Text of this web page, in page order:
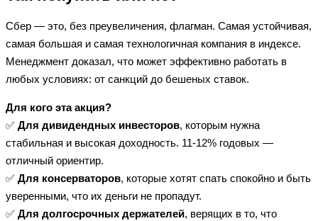
Сбер — это, без преувеличения, флагман. Самая устойчивая,
самая большая и самая технологичная компания в индексе.
Менеджмент доказал, что может эффективно работать в
любых условиях: от санкций до бешеных ставок.
Для кого эта акция?
✅ Для дивидендных инвесторов, которым нужна
стабильная и высокая доходность. 11-12% годовых —
отличный ориентир.
✅ Для консерваторов, которые хотят спать спокойно и быть
уверенными, что их деньги не пропадут.
✅ Для долгосрочных держателей, верящих в то, что